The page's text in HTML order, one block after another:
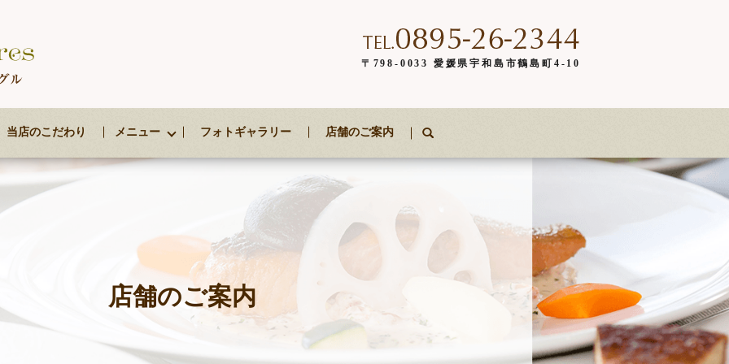
〒798-0033 愛媛県宇和島市鶴島町4-10
当店のこだわり メニュー フォトギャラリー 店舗のご案内 search
店舗のご案内